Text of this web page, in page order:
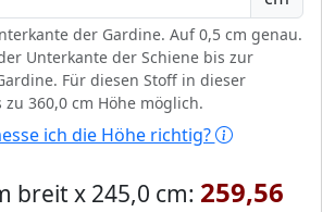
der Gardine. Auf 0,5 cm genau.
Unterkante der Schiene bis zur
Für diesen Stoff in dieser
360,0 cm Höhe möglich.
ich die Höhe richtig?
breit x 245,0 cm: 259,56